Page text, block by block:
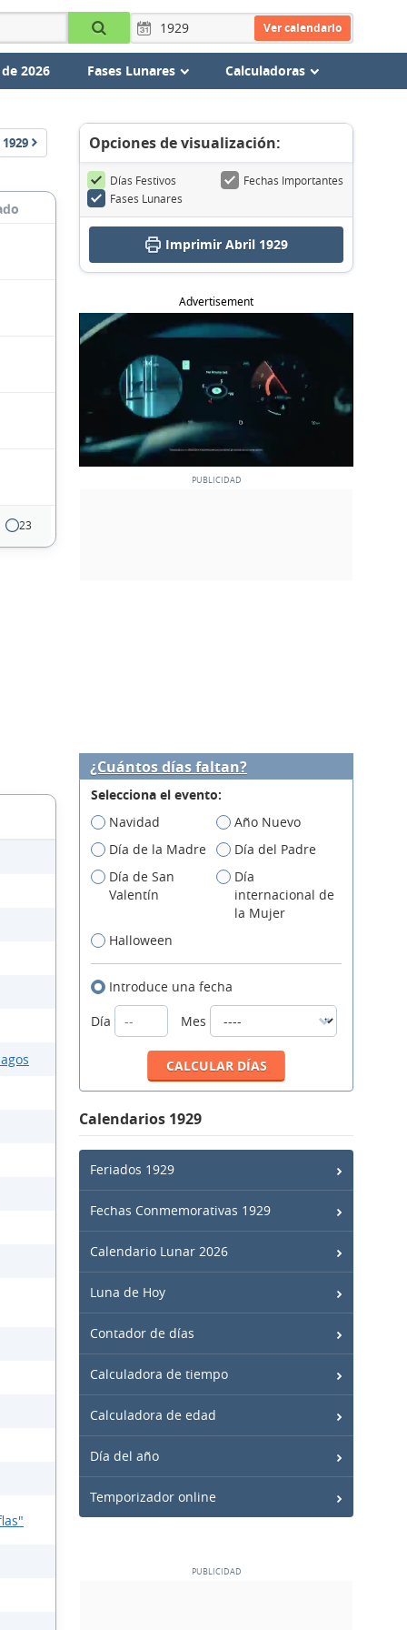
Ver calendario
2026 Fases Lunares Calculadoras
1929
23
Opciones de visualización:
Días Festivos
Fechas Importantes
Fases Lunares
Imprimir Abril 1929
Advertisement
¿Cuántos días faltan?
Selecciona el evento:
Navidad
Año Nuevo
Día de la Madre
Día del Padre
Día de San
Valentín
Día
internacional de
la Mujer
Halloween
Introduce una fecha
Día
Mes
Calendarios 1929
Feriados 1929
Fechas Conmemorativas 1929
Calendario Lunar 2026
Luna de Hoy
Contador de días
Calculadora de tiempo
Calculadora de edad
Día del año
Temporizador online